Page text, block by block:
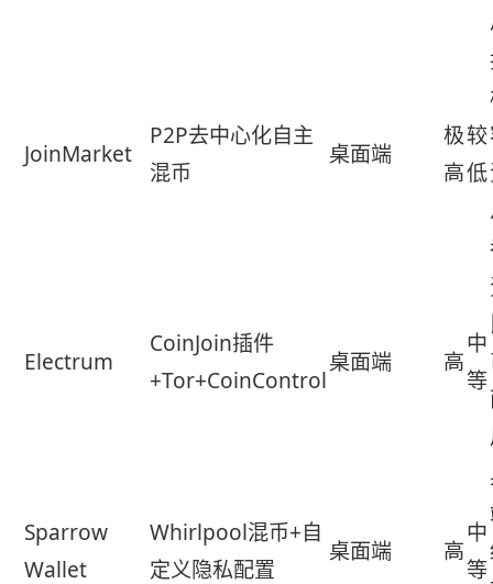
JoinMarket
P2P去中心化自主
混币
桌面端
极
高
较
低
Electrum
CoinJoin插件
+Tor+CoinControl
桌面端 高
中
等
Sparrow
Wallet
Whirlpool混币+自
定义隐私配置
桌面端 高
中
等